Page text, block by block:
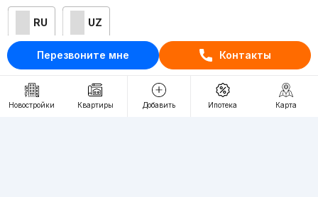
Перезвоните мне Контакты
Новостройки Квартиры Добавить Ипотека Карта
RU UZ
Контакты
О проекте
Проект компании Webnow ©